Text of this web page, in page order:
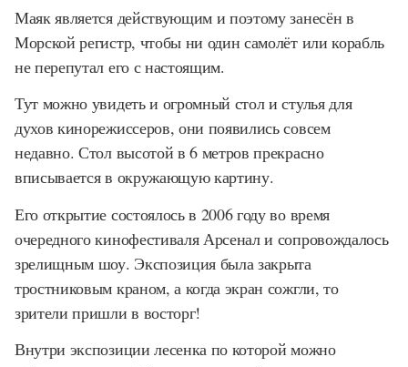
Маяк является действующим и поэтому занесён в
Морской регистр, чтобы ни один самолёт или корабль
не перепутал его с настоящим.
Тут можно увидеть и огромный стол и стулья для
духов кинорежиссеров, они появились совсем
недавно. Стол высотой в 6 метров прекрасно
вписывается в окружающую картину.
Его открытие состоялось в 2006 году во время
очередного кинофестиваля Арсенал и сопровождалось
зрелищным шоу. Экспозиция была закрыта
тростниковым краном, а когда экран сожгли, то
зрители пришли в восторг!
Внутри экспозиции лесенка по которой можно